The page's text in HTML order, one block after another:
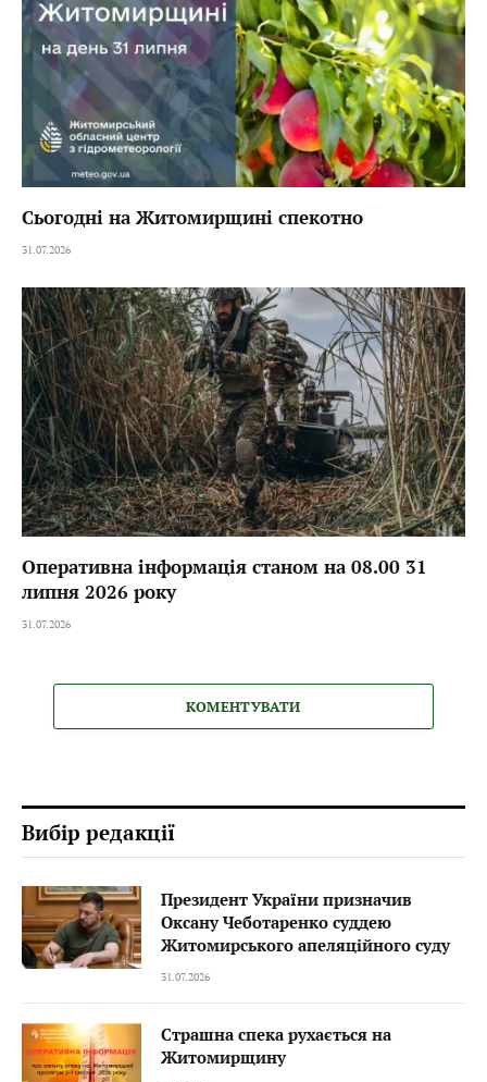
Сьогодні на Житомирщині спекотно
31.07.2026
Оперативна інформація станом на 08.00 31
липня 2026 року
31.07.2026
КОМЕНТУВАТИ
Вибір редакції
Президент України призначив
Оксану Чеботаренко суддею
Житомирського апеляційного суду
31.07.2026
Страшна спека рухається на
Житомирщину